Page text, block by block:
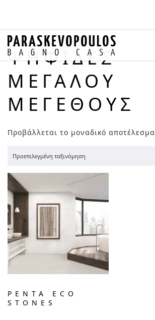
ΨΗΦΊΔΕΣ
ΜΕΓΆΛΟΥ
ΜΕΓΈΘΟΥΣ
Προβάλλεται το μοναδικό αποτέλεσμα
PENTA ECO
STONES